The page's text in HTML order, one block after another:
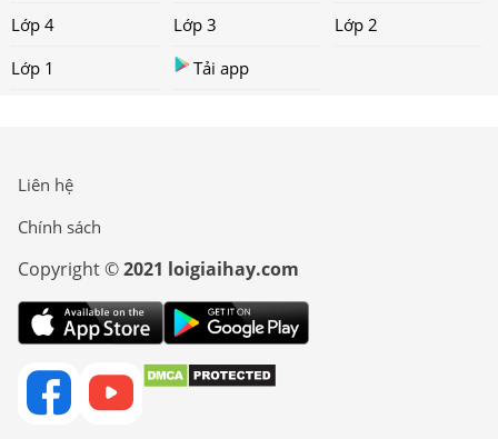
Lớp 4
Lớp 3
Lớp 2
Lớp 1
Tải app
Liên hệ
Chính sách
Copyright ©2021 loigiaihay.com